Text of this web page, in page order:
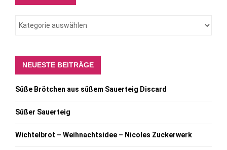
NEUESTE BEITRÄGE
Süße Brötchen aus süßem Sauerteig Discard
Süßer Sauerteig
Wichtelbrot – Weihnachtsidee – Nicoles Zuckerwerk